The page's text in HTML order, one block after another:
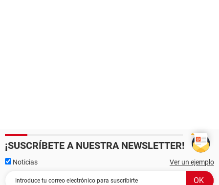
¡SUSCRÍBETE A NUESTRA NEWSLETTER!
Noticias Ver un ejemplo